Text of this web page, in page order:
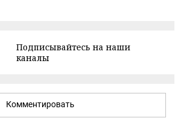
Подписывайтесь на наши
каналы
Комментировать